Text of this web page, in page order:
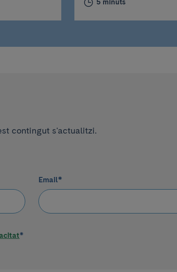
5 minuts
contingut s'actualitzi.
Email*
*